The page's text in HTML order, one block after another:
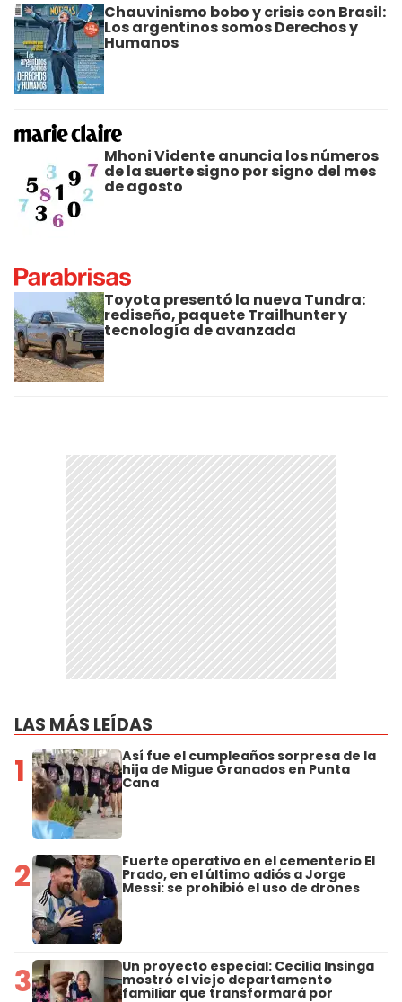
Chauvinismo bobo y crisis con Brasil:
Los argentinos somos Derechos y
Humanos
Mhoni Vidente anuncia los números
de la suerte signo por signo del mes
de agosto
Toyota presentó la nueva Tundra:
rediseño, paquete Trailhunter y
tecnología de avanzada
LAS MÁS LEÍDAS
1 Así fue el cumpleaños sorpresa de la
hija de Migue Granados en Punta
Cana
2 Fuerte operativo en el cementerio El
Prado, en el último adiós a Jorge
Messi: se prohibió el uso de drones
3 Un proyecto especial: Cecilia Insinga
mostró el viejo departamento
familiar que transformará por